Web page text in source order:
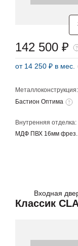
Металлоконструкция:
Бастион Оптима
Внутренняя отделка:
МДФ ПВХ 16мм фрез.
142 500 ₽
от 14 250 ₽ в мес.
Входная
Классик